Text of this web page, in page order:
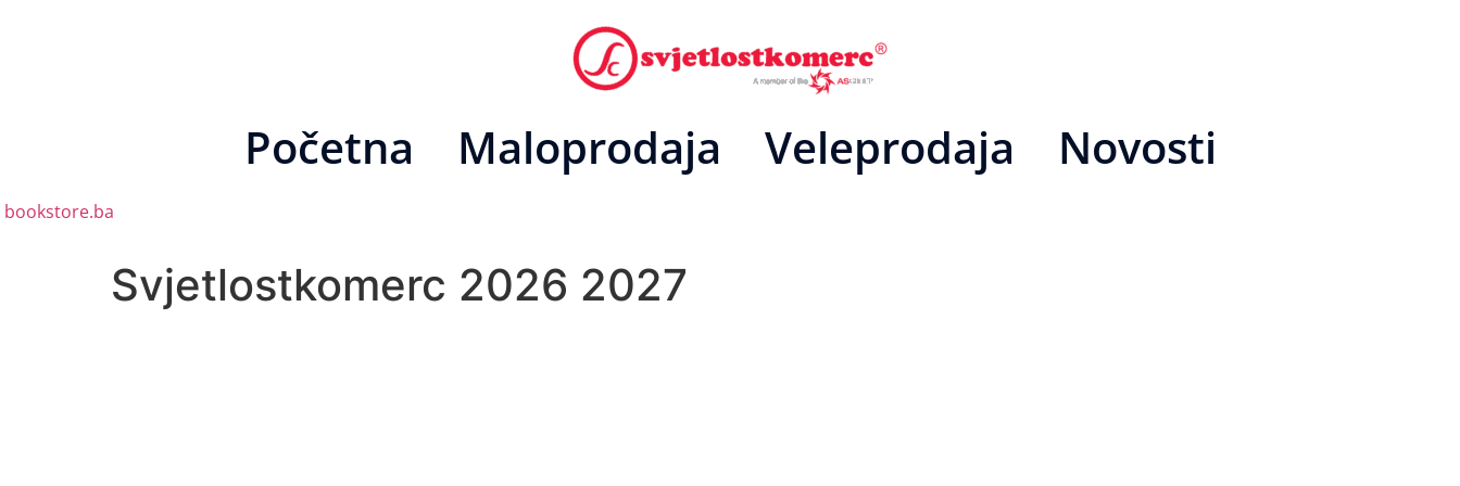
Početna Maloprodaja Veleprodaja Novosti
bookstore.ba
Svjetlostkomerc 2026 2027